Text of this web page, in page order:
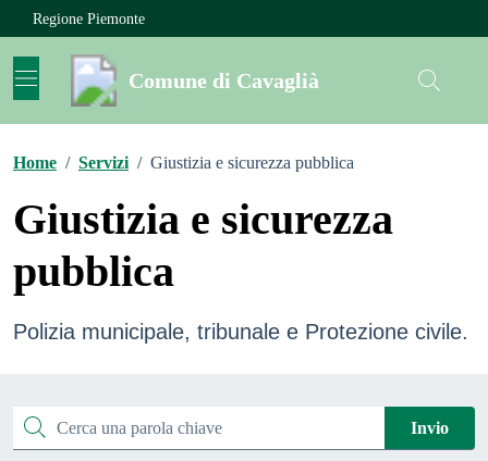
Vai ai contenuti
Vai al footer
Regione Piemonte
Comune di Cavaglià
Home / Servizi / Giustizia e sicurezza pubblica
Giustizia e sicurezza
pubblica
Polizia municipale, tribunale e Protezione civile.
Cerca una parola chiave Invio